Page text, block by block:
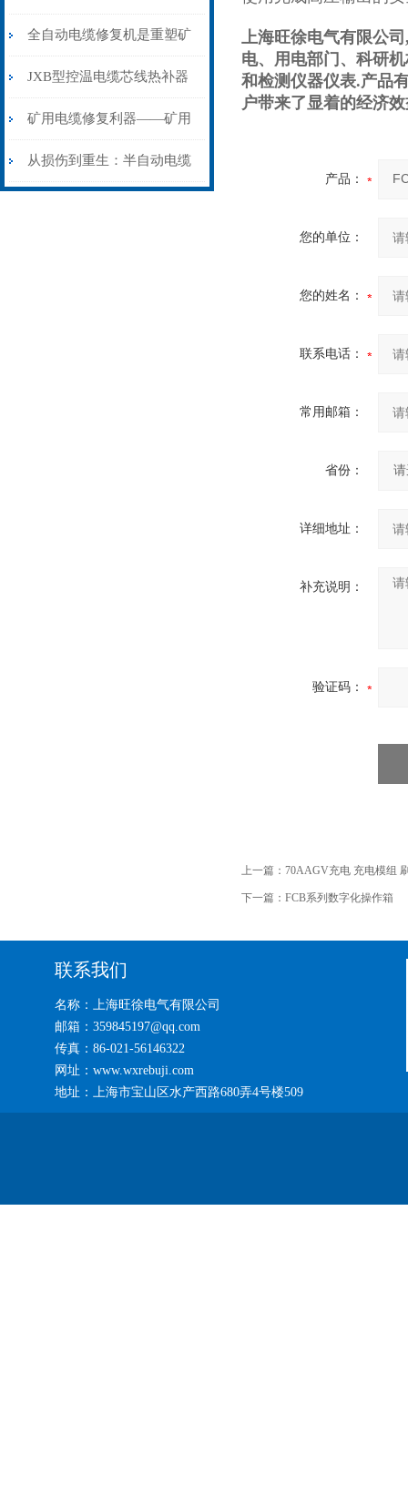
从“盲测”到“精确定点”的三
步作业法
全自动电缆修复机是重塑矿
山电力动脉的“智能外科医
生”
JXB型控温电缆芯线热补器
安装与接线：精准修复的工
艺基石
矿用电缆修复利器——矿用
电缆热补机智能控温，安全
从损伤到重生：半自动电缆
上海旺徐电气有限公
电、用电部门、科研
和检测仪器仪表.产品
户带来了显着的经济
产品：
您的单位：
您的姓名：
联系电话：
常用邮箱：
省份：
详细地址：
补充说明：
验证码：
上一篇： 70AAGV充电 充电模组
下一篇： FCB系列数字化操作箱
联系我们
名称：上海旺徐电气有限公司
邮箱：359845197@qq.com
传真：86-021-56146322
网址：www.wxrebuji.com
地址：上海市宝山区水产西路680弄4号楼509